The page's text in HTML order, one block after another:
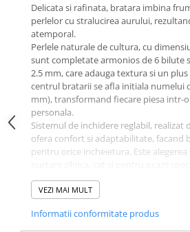
Delicata si rafinata, bratara imbina
perlelor cu stralucirea aurului,
atemporal.
Perlele naturale de cultura, cu
sunt completate armonios de 6 bilute
2.5 mm, care adauga textura si un
centrul bratarii se afla initiala numelui
mm), transformand fiecare piesa intr-
personala.
Sistemul de inchidere reglabil, realizat
ofera confort si adaptabilitate, facand
pentru orice incheietura. Este
subtila de rafinament oricarei tinute.
Caracteristici tehnice:
- Initiala nume din Aur 14K: 10 x 12 mm
VEZI MAI MULT
Informatii conformitate produs